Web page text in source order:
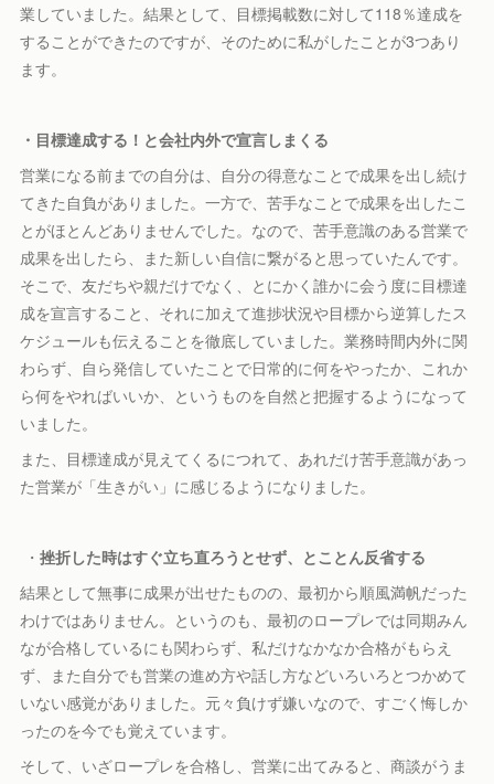
業していました。結果として、目標掲載数に対して118％達成を
することができたのですが、そのために私がしたことが3つあり
ます。
・目標達成する！と会社内外で宣言しまくる
営業になる前までの自分は、自分の得意なことで成果を出し続け
てきた自負がありました。一方で、苦手なことで成果を出したこ
とがほとんどありませんでした。なので、苦手意識のある営業で
成果を出したら、また新しい自信に繋がると思っていたんです。
そこで、友だちや親だけでなく、とにかく誰かに会う度に目標達
成を宣言すること、それに加えて進捗状況や目標から逆算したス
ケジュールも伝えることを徹底していました。業務時間内外に関
わらず、自ら発信していたことで日常的に何をやったか、これか
ら何をやればいいか、というものを自然と把握するようになって
いました。
また、目標達成が見えてくるにつれて、あれだけ苦手意識があっ
た営業が「生きがい」に感じるようになりました。
・挫折した時はすぐ立ち直ろうとせず、とことん反省する
結果として無事に成果が出せたものの、最初から順風満帆だった
わけではありません。というのも、最初のロープレでは同期みん
なが合格しているにも関わらず、私だけなかなか合格がもらえ
ず、また自分でも営業の進め方や話し方などいろいろとつかめて
いない感覚がありました。元々負けず嫌いなので、すごく悔しか
ったのを今でも覚えています。
そして、いざロープレを合格し、営業に出てみると、商談がうま